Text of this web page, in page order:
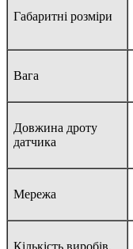
Габаритні розміри
Вага
Довжина дроту
датчика
Мережа
Кількість виробів,